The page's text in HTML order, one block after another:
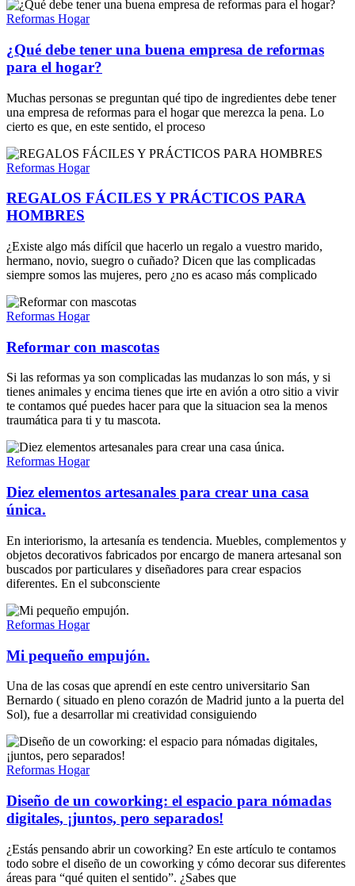
Reformas Hogar
¿Qué debe tener una buena empresa de reformas
para el hogar?
Muchas personas se preguntan qué tipo de ingredientes debe tener
una empresa de reformas para el hogar que merezca la pena. Lo
cierto es que, en este sentido, el proceso
Reformas Hogar
REGALOS FÁCILES Y PRÁCTICOS PARA
HOMBRES
¿Existe algo más difícil que hacerlo un regalo a vuestro marido,
hermano, novio, suegro o cuñado? Dicen que las complicadas
siempre somos las mujeres, pero ¿no es acaso más complicado
Reformas Hogar
Reformar con mascotas
Si las reformas ya son complicadas las mudanzas lo son más, y si
tienes animales y encima tienes que irte en avión a otro sitio a vivir
te contamos qué puedes hacer para que la situacion sea la menos
traumática para ti y tu mascota.
Reformas Hogar
Diez elementos artesanales para crear una casa
única.
En interiorismo, la artesanía es tendencia. Muebles, complementos y
objetos decorativos fabricados por encargo de manera artesanal son
buscados por particulares y diseñadores para crear espacios
diferentes. En el subconsciente
Reformas Hogar
Mi pequeño empujón.
Una de las cosas que aprendí en este centro universitario San
Bernardo ( situado en pleno corazón de Madrid junto a la puerta del
Sol), fue a desarrollar mi creatividad consiguiendo
Reformas Hogar
Diseño de un coworking: el espacio para nómadas
digitales, ¡juntos, pero separados!
¿Estás pensando abrir un coworking? En este artículo te contamos
todo sobre el diseño de un coworking y cómo decorar sus diferentes
áreas para “qué quiten el sentido”. ¿Sabes que